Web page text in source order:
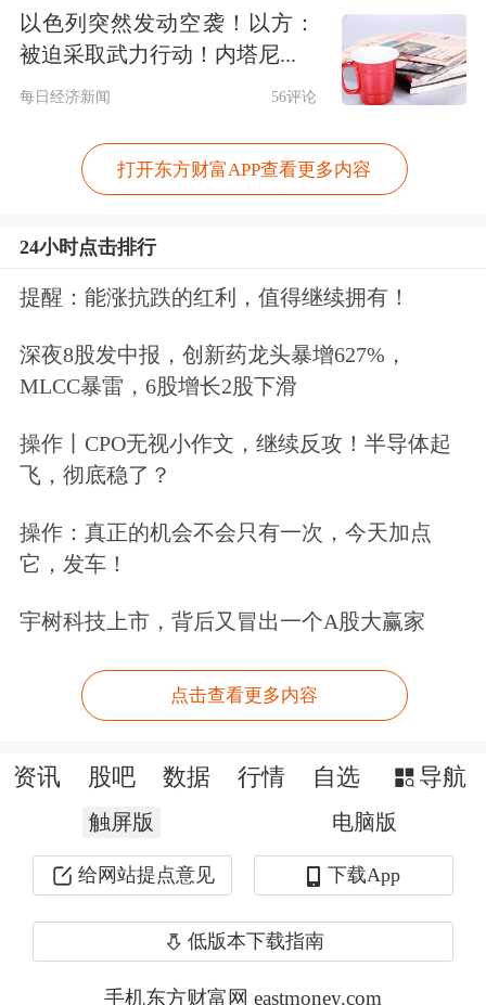
年同期该数值仅为3%，当前产区干旱
绝对程度仍偏高，市场担忧干旱会导致
本年度美棉弃种率偏高，进而影响美棉
产量。根据美国国家海洋和大气管理局
（NOAA）最新月度、季度降雨预测数
据，美棉核心主产区得克萨斯州降雨偏
少，产区干旱扰动大概率延续，天气利
非商业性净多持仓下降
本轮美棉期价上行伴随着非商业性净多
员会（CFTC）公布的数据显示，自2月
持仓快速增加，5月中旬达到阶段性峰
值，且本轮峰值与上轮峰值高度基本一
致。历史可能不会简单重复，却有迹可
循。上轮ICE棉花期货非商业性净多持
仓达到峰值后快速回落，本轮同样呈现
非商业性净多持仓快速下降态势，警惕
短期资金快速离场带来的影响。
厄尔尼诺来袭
以色列突然发动空袭！以方：
被迫采取武力行动！内塔尼...
每日经济新闻 56评论
打开东方财富APP查看更多内容
24小时点击排行
提醒：能涨抗跌的红利，值得继续拥有！
深夜8股发中报，创新药龙头暴增627%，
MLCC暴雷，6股增长2股下滑
操作丨CPO无视小作文，继续反攻！半导体起
飞，彻底稳了？
操作：真正的机会不会只有一次，今天加点
它，发车！
宇树科技上市，背后又冒出一个A股大赢家
点击查看更多内容
资讯 股吧 数据 行情 自选 导航
触屏版 电脑版
给网站提点意见 下载App
低版本下载指南
手机东方财富网 eastmoney.com